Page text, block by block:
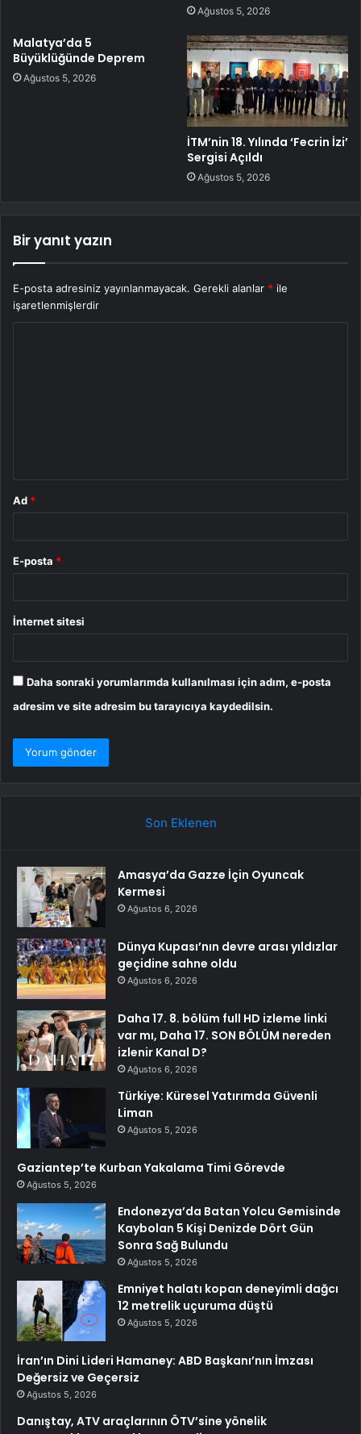
Ağustos 5, 2026
Malatya’da 5
Büyüklüğünde Deprem
Ağustos 5, 2026
İTM’nin 18. Yılında ‘Fecrin İzi’
Sergisi Açıldı
Ağustos 5, 2026
Bir yanıt yazın
E-posta adresiniz yayınlanmayacak. Gerekli alanlar * ile
işaretlenmişlerdir
Ad *
E-posta *
İnternet sitesi
Daha sonraki yorumlarımda kullanılması için adım, e-posta
adresim ve site adresim bu tarayıcıya kaydedilsin.
Son Eklenen
Amasya’da Gazze İçin Oyuncak
Kermesi
Ağustos 6, 2026
Dünya Kupası’nın devre arası yıldızlar
geçidine sahne oldu
Ağustos 6, 2026
Daha 17. 8. bölüm full HD izleme linki
var mı, Daha 17. SON BÖLÜM nereden
izlenir Kanal D?
Ağustos 6, 2026
Türkiye: Küresel Yatırımda Güvenli
Liman
Ağustos 5, 2026
Gaziantep’te Kurban Yakalama Timi Görevde
Ağustos 5, 2026
Endonezya’da Batan Yolcu Gemisinde
Kaybolan 5 Kişi Denizde Dört Gün
Sonra Sağ Bulundu
Ağustos 5, 2026
Emniyet halatı kopan deneyimli dağcı
12 metrelik uçuruma düştü
Ağustos 5, 2026
İran’ın Dini Lideri Hamaney: ABD Başkanı’nın İmzası
Değersiz ve Geçersiz
Ağustos 5, 2026
Danıştay, ATV araçlarının ÖTV’sine yönelik